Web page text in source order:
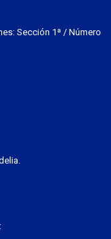
Sección 1ª / Número